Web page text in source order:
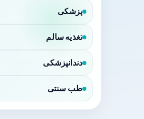
پزشکی
تغذیه سالم
دندانپزشکی
طب سنتی